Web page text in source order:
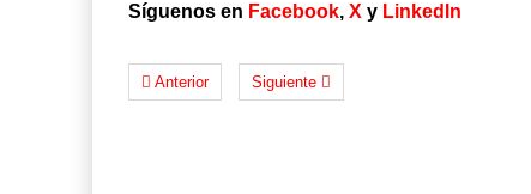
Síguenos en Facebook, X y LinkedIn
Anterior Siguiente